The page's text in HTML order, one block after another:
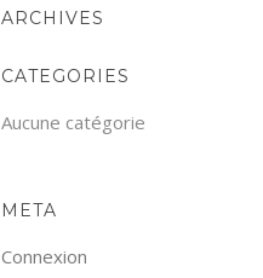
ARCHIVES
CATEGORIES
Aucune catégorie
META
Connexion